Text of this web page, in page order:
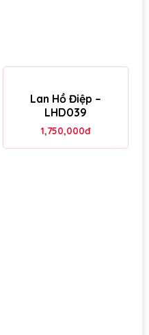
Lan Hồ Điệp –
LHD039
1,750,000đ